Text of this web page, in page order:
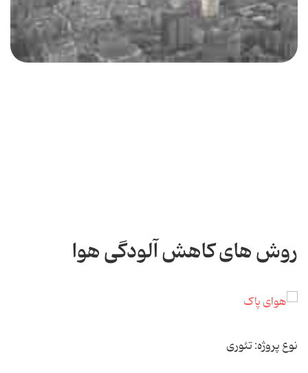
روش های کاهش آلودگی هوا
نوع پروژه: تئوری